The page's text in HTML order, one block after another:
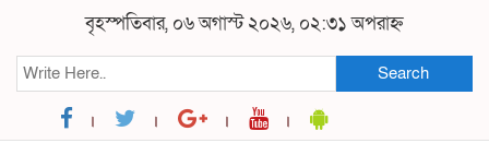
বৃহস্পতিবার, ০৬ অগাস্ট ২০২৬, ০২:৩১ অপরাহ্ন
Search